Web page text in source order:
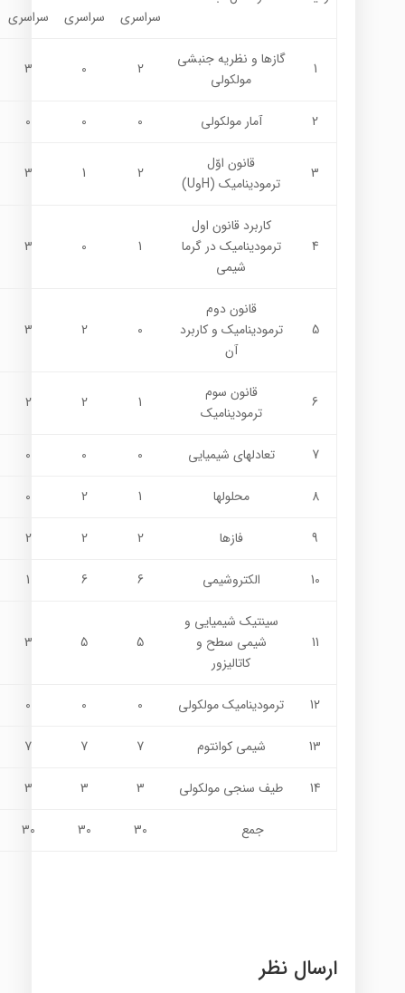
سراسری
سراسری سراسری
1
گازها و نظريه جنبشي
مولكولي
2
0
3
2 آمار مولكولي 0
0
0
3
قانون اوّل
ترموديناميک (HوU)
2
1
3
4
كاربرد قانون اول
ترموديناميك در گرما
شيمي
1
0
3
5
قانون دوم
ترمودینامیک و كاربرد
آن
0
2
3
6
قانون سوم
ترموديناميك
1
2
2
7 تعادلهاي شيميايي 0
0
0
8 محلولها 1
2
0
9 فازها 2
2
2
10 الكتروشيمي 6
6
1
11
سينتيك شيميايي و
شيمي سطح و
كاتاليزور
5
5
3
12 ترموديناميك مولكولي 0
0
0
13 شيمي كوانتوم 7
7
7
14 طيف سنجي مولكولي 3
3
3
جمع 30
30
30
ارسال نظر